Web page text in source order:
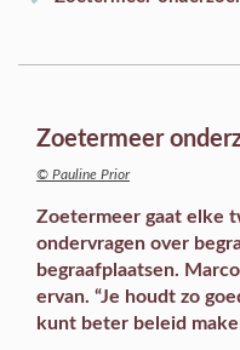
Zoetermeer
© Pauline Prior
Zoetermeer gaat elke
ondervragen over
begraafplaatsen.
ervan. “Je houdt zo
kunt beter beleid